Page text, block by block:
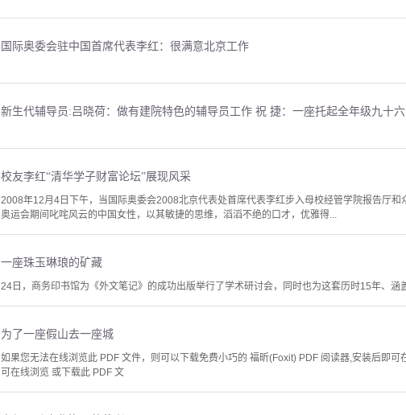
国际奥委会驻中国首席代表李红：很满意北京工作
新生代辅导员:吕晓荷：做有建院特色的辅导员工作 祝 捷：一座托起全年级九十
校友李红“清华学子财富论坛”展现风采
2008年12月4日下午，当国际奥委会2008北京代表处首席代表李红步入母校经管学院报告厅
奥运会期间叱咤风云的中国女性，以其敏捷的思维，滔滔不绝的口才，优雅得...
一座珠玉琳琅的矿藏
24日，商务印书馆为《外文笔记》的成功出版举行了学术研讨会，同时也为这套历时15年、涵
为了一座假山去一座城
如果您无法在线浏览此 PDF 文件，则可以下载免费小巧的 福昕(Foxit) PDF 阅读器,安装后即
可在线浏览 或下载此 PDF 文